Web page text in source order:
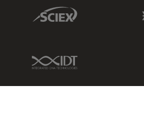
Sciex Link
IDT Link